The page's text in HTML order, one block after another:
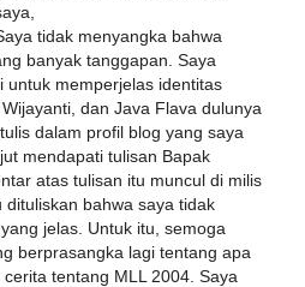
tidak menyangka bahwa
banyak tanggapan. Saya
untuk memperjelas identitas
dan Java Flava dulunya
dalam profil blog yang saya
mendapati tulisan Bapak
atas tulisan itu muncul di milis
dituliskan bahwa saya tidak
jelas. Untuk itu, semoga
berprasangka lagi tentang apa
tentang MLL 2004. Saya